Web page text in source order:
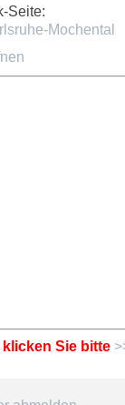
Seite:
Mochental
Sie bitte